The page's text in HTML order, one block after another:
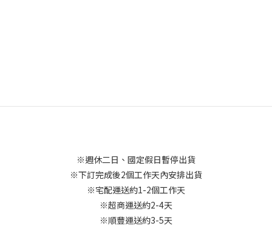
※週休二日、國定假日暫停出貨
※下訂完成後2個工作天內安排出貨
※宅配運送約1-2個工作天
※超商運送約2-4天
※順豐運送約3-5天